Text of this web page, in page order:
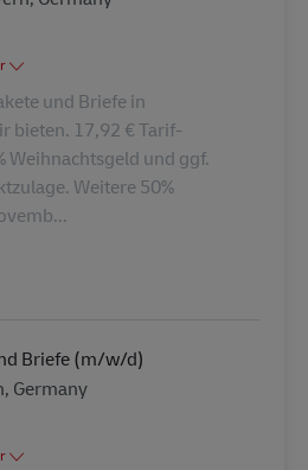
und Briefe in
bieten. 17,92 € Tarif-
Weihnachtsgeld und ggf.
Weitere 50%
Briefe (m/w/d)
Germany